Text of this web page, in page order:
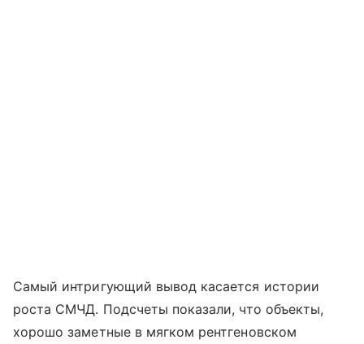
Самый интригующий вывод касается истории
роста СМЧД. Подсчеты показали, что объекты,
хорошо заметные в мягком рентгеновском